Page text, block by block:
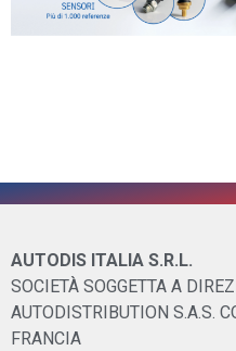
AUTODIS ITALIA S.R.L.
SOCIETÀ SOGGETTA A
AUTODISTRIBUTION S.A.S.
FRANCIA